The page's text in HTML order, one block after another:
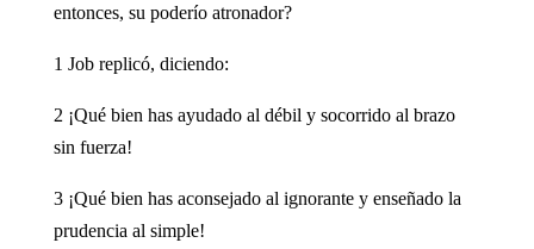
entonces, su poderío atronador?
1 Job replicó, diciendo:
2 ¡Qué bien has ayudado al débil y socorrido al brazo
sin fuerza!
3 ¡Qué bien has aconsejado al ignorante y enseñado la
prudencia al simple!